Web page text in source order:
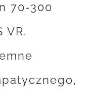
70-300
VR.